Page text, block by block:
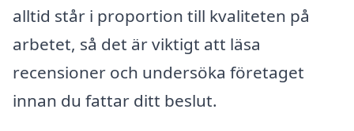
alltid står i proportion till kvaliteten på
arbetet, så det är viktigt att läsa
recensioner och undersöka företaget
innan du fattar ditt beslut.